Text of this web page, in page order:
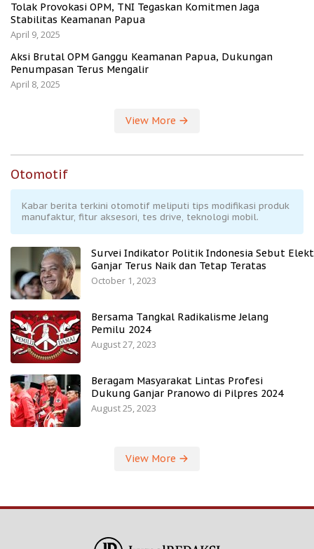
Tolak Provokasi OPM, TNI Tegaskan Komitmen Jaga
Stabilitas Keamanan Papua
April 9, 2025
Aksi Brutal OPM Ganggu Keamanan Papua, Dukungan
Penumpasan Terus Mengalir
April 8, 2025
View More
Otomotif
Kabar berita terkini otomotif meliputi tips modifikasi produk
manufaktur, fitur aksesori, tes drive, teknologi mobil.
Survei Indikator Politik Indonesia Sebut
Ganjar Terus Naik dan Tetap Teratas
October 1, 2023
Bersama Tangkal Radikalisme Jelang
Pemilu 2024
August 27, 2023
Beragam Masyarakat Lintas Profesi
Dukung Ganjar Pranowo di Pilpres 2024
August 25, 2023
View More